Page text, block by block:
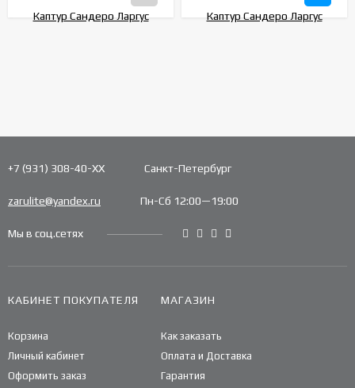
+7 (931) 308-40-ХХ Санкт-Петербург
zarulite@yandex.ru Пн-Сб 12:00—19:00
Мы в соц.сетях
КАБИНЕТ ПОКУПАТЕЛЯ
Корзина
Личный кабинет
Оформить заказ
МАГАЗИН
Как заказать
Оплата и Доставка
Гарантия